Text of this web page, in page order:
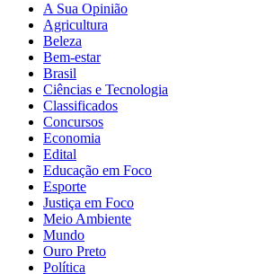
A Sua Opinião
Agricultura
Beleza
Bem-estar
Brasil
Ciências e Tecnologia
Classificados
Concursos
Economia
Edital
Educação em Foco
Esporte
Justiça em Foco
Meio Ambiente
Mundo
Ouro Preto
Política